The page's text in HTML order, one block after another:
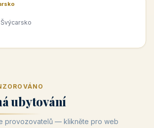
ubytování
provozovatelů — klikněte pro web